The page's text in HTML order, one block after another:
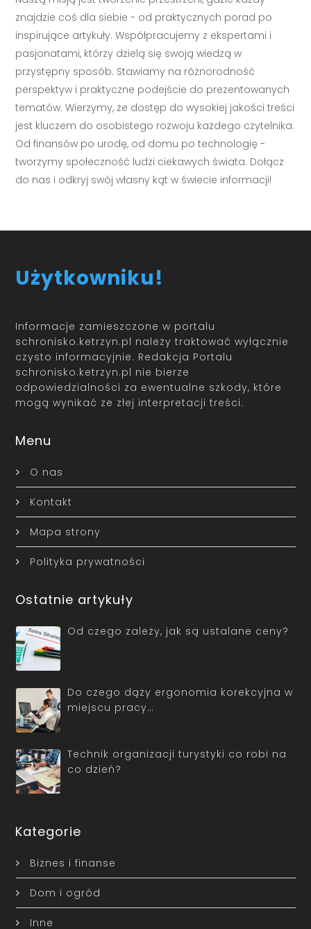
znajdzie coś dla siebie - od praktycznych porad po
inspirujące artykuły. Współpracujemy z ekspertami i
pasjonatami, którzy dzielą się swoją wiedzą w
przystępny sposób. Stawiamy na różnorodność
perspektyw i praktyczne podejście do prezentowanych
tematów. Wierzymy, że dostęp do wysokiej jakości treści
jest kluczem do osobistego rozwoju każdego czytelnika.
Od finansów po urodę, od domu po technologię -
tworzymy społeczność ludzi ciekawych świata. Dołącz
do nas i odkryj swój własny kąt w świecie informacji!
Użytkowniku!
Informacje zamieszczone w portalu
schronisko.ketrzyn.pl należy traktować wyłącznie
czysto informacyjnie. Redakcja Portalu
schronisko.ketrzyn.pl nie bierze
odpowiedzialności za ewentualne szkody, które
mogą wynikać ze złej interpretacji treści.
Menu
O nas
Kontakt
Mapa strony
Polityka prywatności
Ostatnie artykuły
Od czego zależy, jak są ustalane ceny?
Do czego dąży ergonomia korekcyjna w
miejscu pracy…
Technik organizacji turystyki co robi na
co dzień?
Kategorie
Biznes i finanse
Dom i ogród
Inne